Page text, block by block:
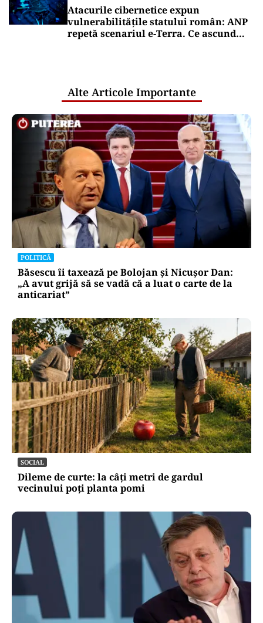
Atacurile cibernetice expun
vulnerabilitățile statului român: ANP
repetă scenariul e‑Terra. Ce ascund
Alte Articole Importante
POLITICĂ
Băsescu îi taxează pe Bolojan și Nicușor Dan:
„A avut grijă să se vadă că a luat o carte de la
anticariat”
SOCIAL
Dileme de curte: la câți metri de gardul
vecinului poți planta pomi